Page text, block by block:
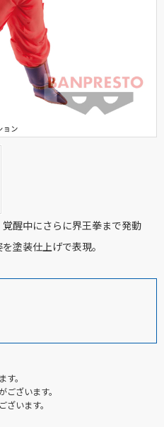
覚醒中にさらに界王拳まで発動
塗装仕上げで表現。
。
ざいます。
います。